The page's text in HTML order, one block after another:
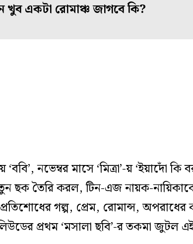
খুব একটা রোমাঞ্চ জাগবে কি?
নভেম্বর মাসে ‘মিত্রা’-য় ‘ইয়াদোঁ
ছক তৈরি করল, টিন-এজ নায়ক-
প্রতিশোধের গল্প, প্রেম, রোমান্স,
প্রথম ‘মসালা ছবি’-র তকমা জুটল